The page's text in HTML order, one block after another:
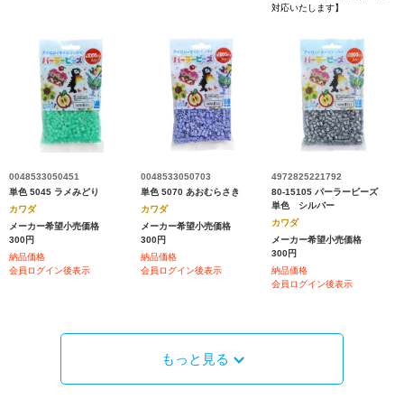
対応いたします】
0048533050451
単色 5045 ラメみどり
カワダ
メーカー希望小売価格
300円
納品価格
会員ログイン後表示
0048533050703
単色 5070 あおむらさき
カワダ
メーカー希望小売価格
300円
納品価格
会員ログイン後表示
4972825221792
80-15105 パーラービーズ
単色 シルバー
カワダ
メーカー希望小売価格
300円
納品価格
会員ログイン後表示
もっと見る